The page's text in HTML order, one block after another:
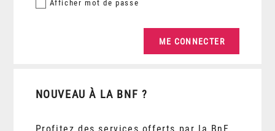
Afficher mot de passe
NOUVEAU À LA BNF ?